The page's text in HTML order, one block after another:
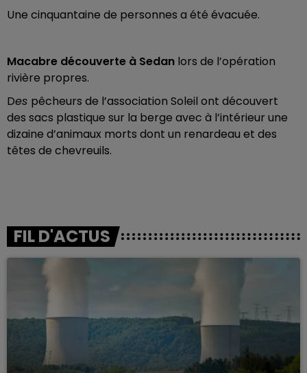
Une cinquantaine de personnes a été évacuée.
Macabre découverte à Sedan lors de l’opération
rivière propres.
Des pêcheurs de l’association Soleil ont découvert
des sacs plastique sur la berge avec à l’intérieur une
dizaine d’animaux morts dont un renardeau et des
têtes de chevreuils.
FIL D'ACTUS